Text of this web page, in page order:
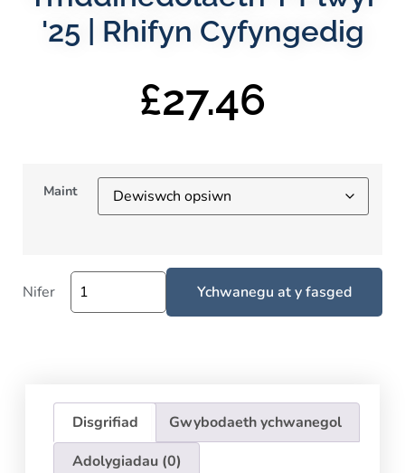
'25 | Rhifyn Cyfyngedig
£27.46
Maint
Nifer Ychwanegu at y fasged
Disgrifiad
Gwybodaeth ychwanegol
Adolygiadau (0)